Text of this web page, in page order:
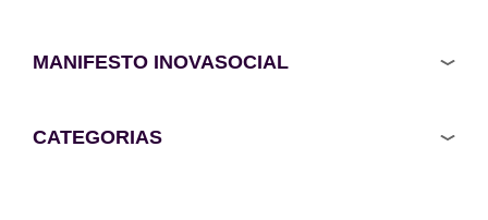
MANIFESTO INOVASOCIAL
CATEGORIAS